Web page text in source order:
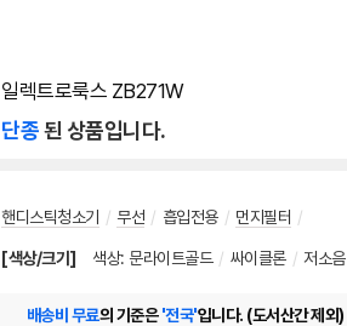
일렉트로룩스 ZB271W
단종된 상품입니다.
핸디스틱청소기 / 무선 / 흡입전용 / 먼지필터 /
[색상/크기] 색상: 문라이트골드 / 싸이클론 / 저소음
배송비 무료의 기준은'전국'입니다. (도서산간 제외)